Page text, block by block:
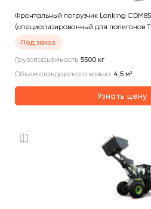
Фронтальный погрузчик Lonking
(специализированный для полигонов
Под заказ
Грузоподъемность 5500 кг
Объем стандартного ковша 4,5 м³
Узнать цену